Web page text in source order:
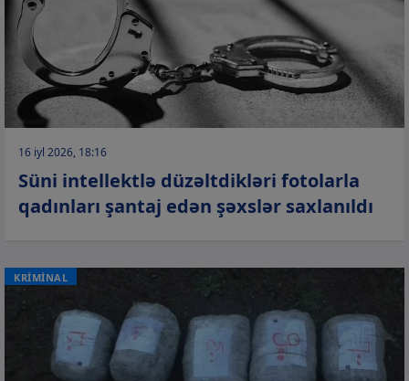
16 iyl 2026, 18:16
Süni intellektlə düzəltdikləri fotolarla
qadınları şantaj edən şəxslər saxlanıldı
KRİMİNAL